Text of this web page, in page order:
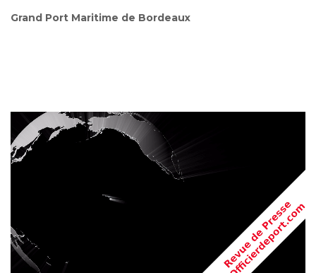
Grand Port Maritime de Bordeaux